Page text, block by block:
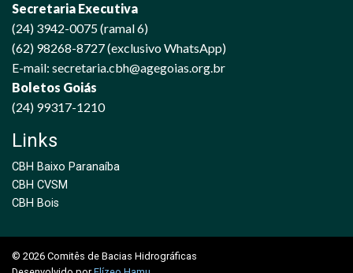
Secretaria Executiva
(24) 3942-0075 (ramal 6)
(62) 98268-8727 (exclusivo WhatsApp)
E-mail: secretaria.cbh@agegoias.org.br
Boletos Goiás
(24) 99317-1210
Links
CBH Baixo Paranaíba
CBH CVSM
CBH Bois
© 2026 Comitês de Bacias Hidrográficas